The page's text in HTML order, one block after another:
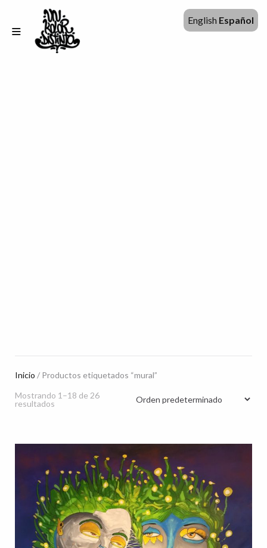
Inicio / Productos etiquetados “mural”
Mostrando 1–18 de 26
resultados
English Español